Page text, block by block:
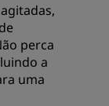
perca
a
uma